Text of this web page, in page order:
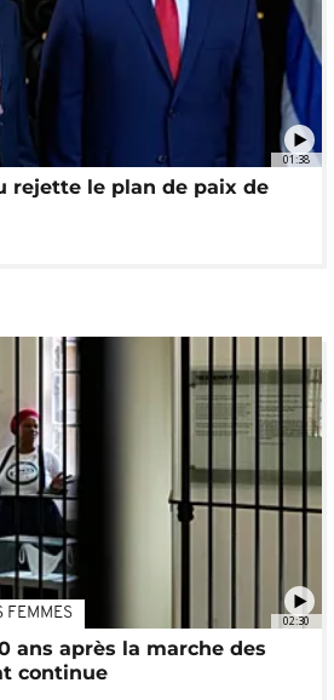
01:38
rejette le plan de paix de
02:30
FEMMES
ans après la marche des
continue